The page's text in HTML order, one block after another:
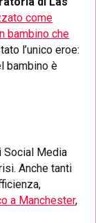
come
bambino che
l’unico eroe:
bambino è
Social Media
Anche tanti
a Manchester,